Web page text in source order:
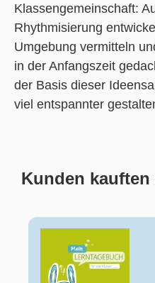
Klassengemeinschaft:
Rhythmisierung
Umgebung vermitteln
in der Anfangszeit
der Basis dieser
viel entspannter
Kunden kauften
Mein Lerntagebuch